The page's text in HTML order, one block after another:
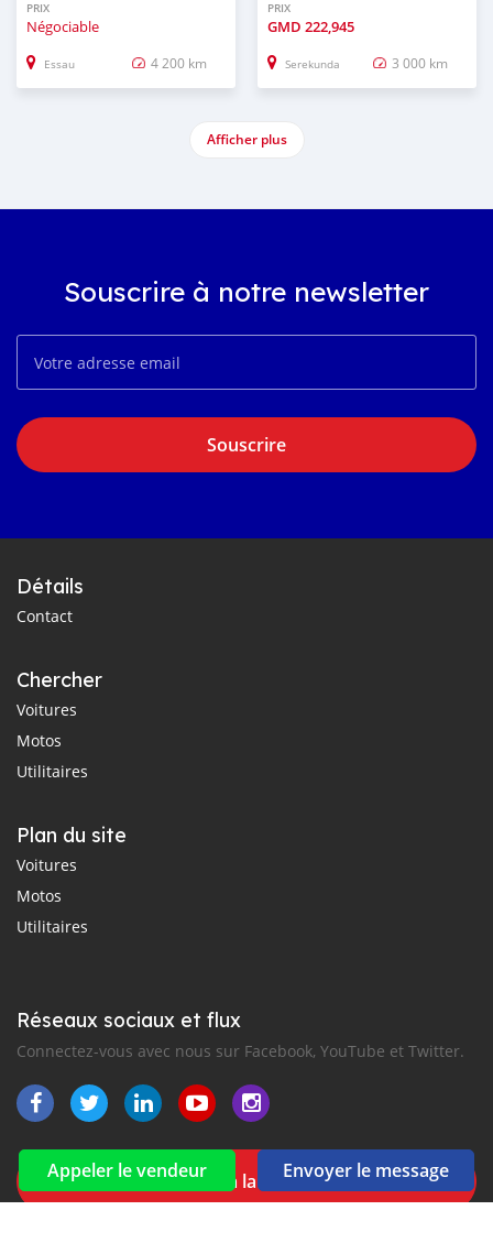
Appeler le vendeur Envoyer le message
PRIX
Négociable
Essau 4 200 km
PRIX
GMD 222,945
Serekunda 3 000 km
Afficher plus
Souscrire à notre newsletter
Souscrire
Détails
Contact
Chercher
Voitures
Motos
Utilitaires
Plan du site
Voitures
Motos
Utilitaires
Réseaux sociaux et flux
Connectez-vous avec nous sur Facebook, YouTube et Twitter.
Souscrire à la newsletter